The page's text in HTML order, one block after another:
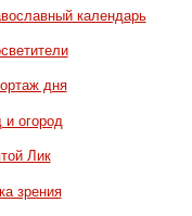
календарь
дня
и огород
Лик
зрения